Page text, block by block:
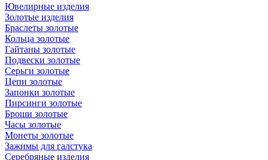
Ювелирные изделия
Золотые изделия
Браслеты золотые
Кольца золотые
Гайтаны золотые
Подвески золотые
Серьги золотые
Цепи золотые
Запонки золотые
Пирсинги золотые
Броши золотые
Часы золотые
Монеты золотые
Зажимы для галстука
Серебряные изделия